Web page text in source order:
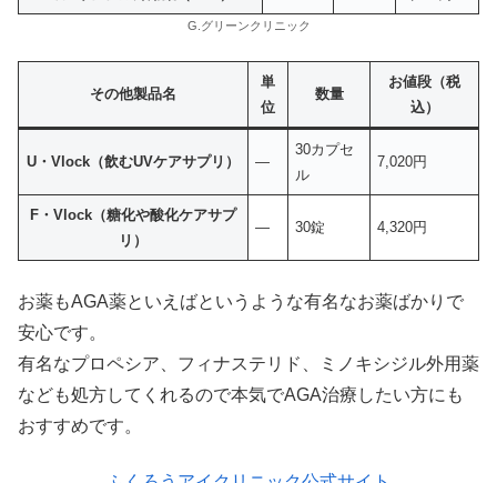
G.グリーンクリニック
その他製品名
単
位
数量
お値段（税
込）
U・Vlock（飲むUVケアサプリ） —
30カプセ
ル
7,020円
F・Vlock（糖化や酸化ケアサプ
リ）
— 30錠 4,320円
お薬もAGA薬といえばというような有名なお薬ばかりで
安心です。
有名なプロペシア、フィナステリド、ミノキシジル外用薬
なども処方してくれるので本気でAGA治療したい方にも
おすすめです。